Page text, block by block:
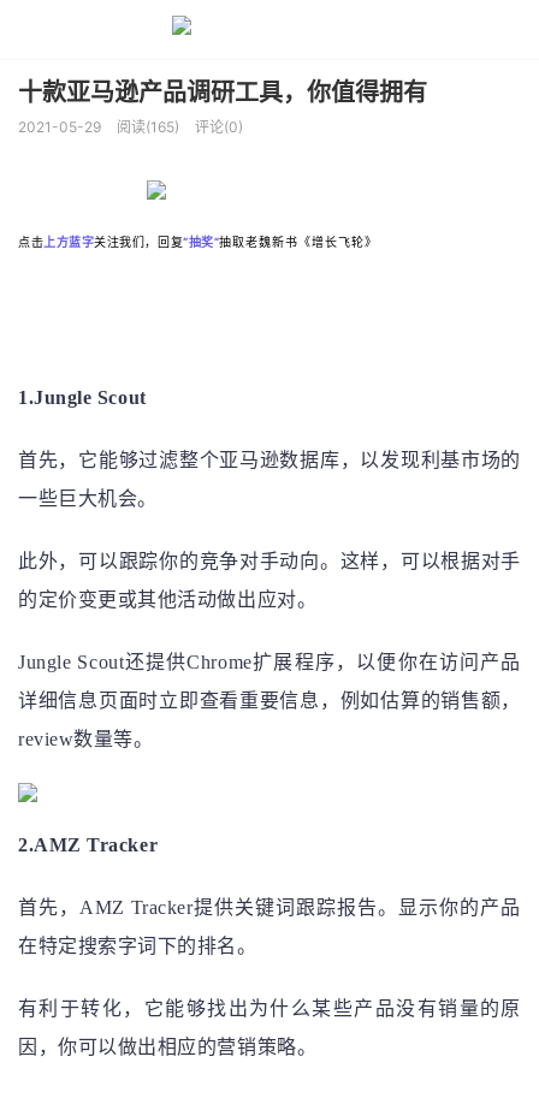
十款亚马逊产品调研工具，你值得拥有
2021-05-29 阅读(165) 评论(0)
点击 上方蓝字关注我们，回复“抽奖”抽取老魏新书《增长飞轮》
1.Jungle Scout
首先，它能够过滤整个亚马逊数据库，以发现利基市场的
一些巨大机会。
此外，可以跟踪你的竞争对手动向。这样，可以根据对手
的定价变更或其他活动做出应对。
Jungle Scout还提供Chrome扩展程序，以便你在访问产品
详细信息页面时立即查看重要信息，例如估算的销售额，
review数量等。
2.AMZ Tracker
首先，AMZ Tracker提供关键词跟踪报告。显示你的产品
在特定搜索字词下的排名。
有利于转化，它能够找出为什么某些产品没有销量的原
因，你可以做出相应的营销策略。